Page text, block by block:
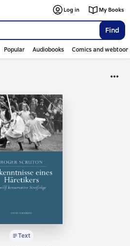
Find
Log in My Books
Popular Audiobooks Comics and
Text